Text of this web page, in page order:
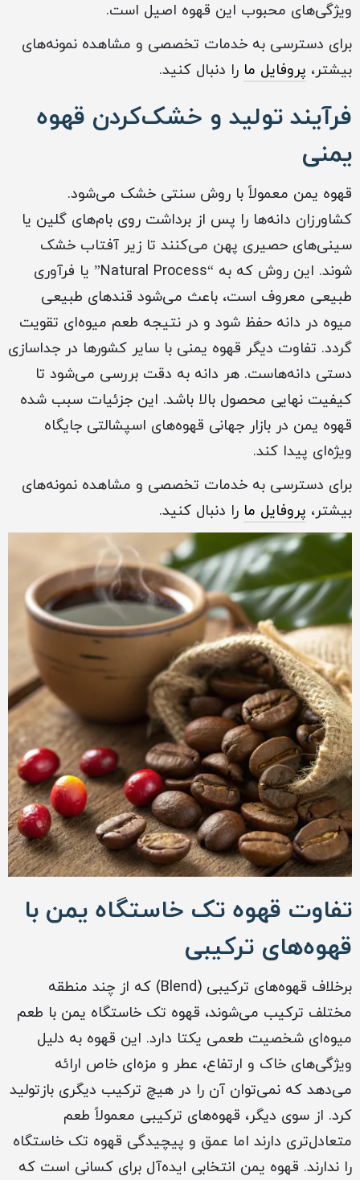
ویژگی‌های محبوب این قهوه اصیل است.
برای دسترسی به خدمات تخصصی و مشاهده نمونه‌های
بیشتر، پروفایل ما را دنبال کنید.
فرآیند تولید و خشک‌کردن قهوه
یمنی
قهوه یمن معمولاً با روش سنتی خشک می‌شود.
کشاورزان دانه‌ها را پس از برداشت روی بام‌های گلین یا
سینی‌های حصیری پهن می‌کنند تا زیر آفتاب خشک
شوند. این روش که به “Natural Process” یا فرآوری
طبیعی معروف است، باعث می‌شود قندهای طبیعی
میوه در دانه حفظ شود و در نتیجه طعم میوه‌ای تقویت
گردد. تفاوت دیگر قهوه یمنی با سایر کشورها در جداسازی
دستی دانه‌هاست. هر دانه به دقت بررسی می‌شود تا
کیفیت نهایی محصول بالا باشد. این جزئیات سبب شده
قهوه یمن در بازار جهانی قهوه‌های اسپشالتی جایگاه
ویژه‌ای پیدا کند.
برای دسترسی به خدمات تخصصی و مشاهده نمونه‌های
بیشتر، پروفایل ما را دنبال کنید.
تفاوت قهوه تک خاستگاه یمن با
قهوه‌های ترکیبی
برخلاف قهوه‌های ترکیبی (Blend) که از چند منطقه
مختلف ترکیب می‌شوند، قهوه تک خاستگاه یمن با طعم
میوه‌ای شخصیت طعمی یکتا دارد. این قهوه به دلیل
ویژگی‌های خاک و ارتفاع، عطر و مزه‌ای خاص ارائه
می‌دهد که نمی‌توان آن را در هیچ ترکیب دیگری بازتولید
کرد. از سوی دیگر، قهوه‌های ترکیبی معمولاً طعم
متعادل‌تری دارند اما عمق و پیچیدگی قهوه تک خاستگاه
را ندارند. قهوه یمن انتخابی ایده‌آل برای کسانی است که